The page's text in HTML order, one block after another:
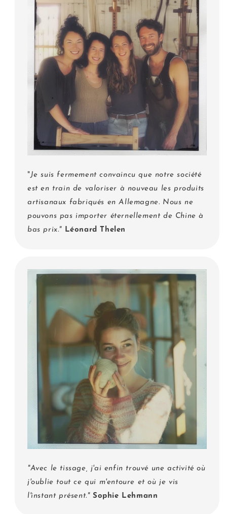
"Je suis fermement convaincu que notre société
est en train de valoriser à nouveau les produits
artisanaux fabriqués en Allemagne. Nous ne
pouvons pas importer éternellement de Chine à
bas prix." Léonard Thelen
"Avec le tissage, j'ai enfin trouvé une activité où
j'oublie tout ce qui m'entoure et où je vis
l'instant présent." Sophie Lehmann